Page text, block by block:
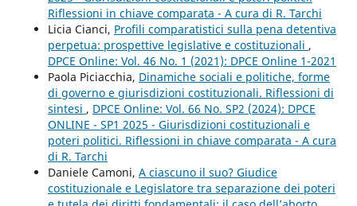
Riflessioni in chiave comparata - A cura di R. Tarchi
Licia Cianci, Profili comparatistici sulla pena detentiva
perpetua: prospettive legislative e costituzionali ,
DPCE Online: Vol. 46 No. 1 (2021): DPCE Online 1-2021
Paola Piciacchia, Dinamiche sociali e politiche, forme
di governo e giurisdizioni costituzionali. Riflessioni di
sintesi , DPCE Online: Vol. 66 No. SP2 (2024): DPCE
ONLINE - SP1 2025 - Giurisdizioni costituzionali e
poteri politici. Riflessioni in chiave comparata - A cura
di R. Tarchi
Daniele Camoni, A ciascuno il suo? Giudice
costituzionale e Legislatore tra separazione dei poteri